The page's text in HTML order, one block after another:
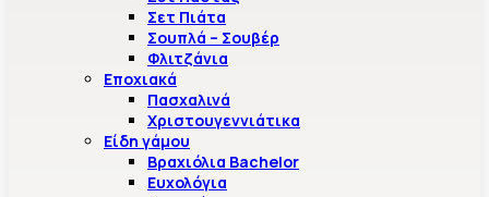
Σετ Πιάτα
Σουπλά – Σουβέρ
Φλιτζάνια
Εποχιακά
Πασχαλινά
Χριστουγεννιάτικα
Είδη γάμου
Βραχιόλια Bachelor
Ευχολόγια